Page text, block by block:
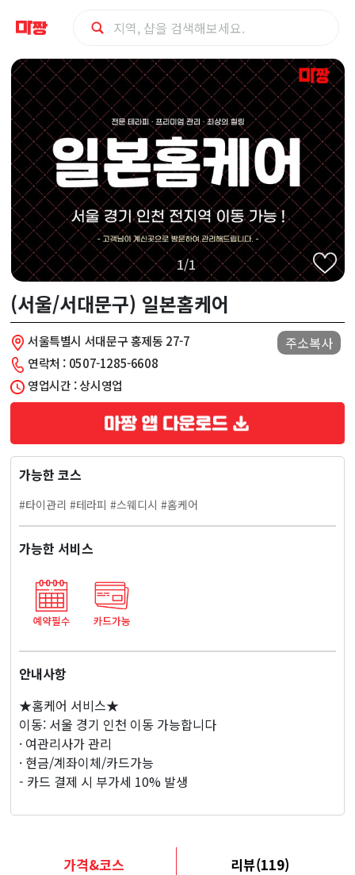
서
대
문
구
(서
울/
서
대
문
구)
일
본
홈
케
마
사
지
1/1
(서울/서대문구) 일본홈케어
서울특별시 서대문구 홍제동 27-7 주소복사
연락처 : 0507-1285-6608
영업시간 : 상시영업
가능한 코스
#타이관리 #테라피 #스웨디시 #홈케어
가능한 서비스
안내사항
★홈케어 서비스★
이동: 서울 경기 인천 이동 가능합니다
· 여관리사가 관리
· 현금/계좌이체/카드가능
- 카드 결제 시 부가세 10% 발생
가격&코스 리뷰(119)